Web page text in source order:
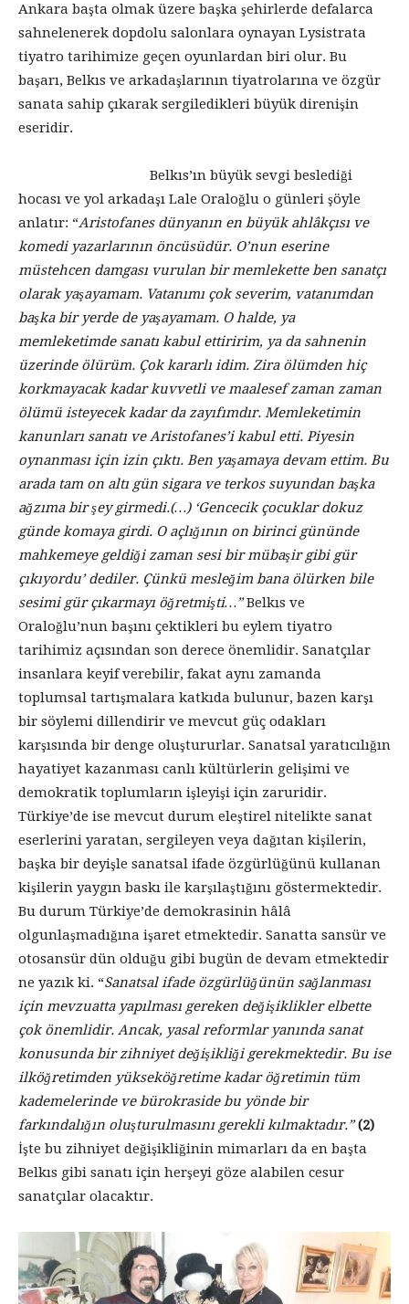
Ankara başta olmak üzere başka şehirlerde defalarca
sahnelenerek dopdolu salonlara oynayan Lysistrata
tiyatro tarihimize geçen oyunlardan biri olur. Bu
başarı, Belkıs ve arkadaşlarının tiyatrolarına ve özgür
sanata sahip çıkarak sergiledikleri büyük direnişin
eseridir.
Belkıs’ın büyük sevgi beslediği
hocası ve yol arkadaşı Lale Oraloğlu o günleri şöyle
anlatır: “Aristofanes dünyanın en büyük ahlâkçısı ve
komedi yazarlarının öncüsüdür. O’nun eserine
müstehcen damgası vurulan bir memlekette ben sanatçı
olarak yaşayamam. Vatanımı çok severim, vatanımdan
başka bir yerde de yaşayamam. O halde, ya
memleketimde sanatı kabul ettiririm, ya da sahnenin
üzerinde ölürüm. Çok kararlı idim. Zira ölümden hiç
korkmayacak kadar kuvvetli ve maalesef zaman zaman
ölümü isteyecek kadar da zayıfımdır. Memleketimin
kanunları sanatı ve Aristofanes’i kabul etti. Piyesin
oynanması için izin çıktı. Ben yaşamaya devam ettim. Bu
arada tam on altı gün sigara ve terkos suyundan başka
ağzıma bir şey girmedi.(…) ‘Gencecik çocuklar dokuz
günde komaya girdi. O açlığının on birinci gününde
mahkemeye geldiği zaman sesi bir mübaşir gibi gür
çıkıyordu’ dediler. Çünkü mesleğim bana ölürken bile
sesimi gür çıkarmayı öğretmişti…”Belkıs ve
Oraloğlu’nun başını çektikleri bu eylem tiyatro
tarihimiz açısından son derece önemlidir. Sanatçılar
insanlara keyif verebilir, fakat aynı zamanda
toplumsal tartışmalara katkıda bulunur, bazen karşı
bir söylemi dillendirir ve mevcut güç odakları
karşısında bir denge oluştururlar. Sanatsal yaratıcılığın
hayatiyet kazanması canlı kültürlerin gelişimi ve
demokratik toplumların işleyişi için zaruridir.
Türkiye’de ise mevcut durum eleştirel nitelikte sanat
eserlerini yaratan, sergileyen veya dağıtan kişilerin,
başka bir deyişle sanatsal ifade özgürlüğünü kullanan
kişilerin yaygın baskı ile karşılaştığını göstermektedir.
Bu durum Türkiye’de demokrasinin hâlâ
olgunlaşmadığına işaret etmektedir. Sanatta sansür ve
otosansür dün olduğu gibi bugün de devam etmektedir
ne yazık ki. “Sanatsal ifade özgürlüğünün sağlanması
için mevzuatta yapılması gereken değişiklikler elbette
çok önemlidir. Ancak, yasal reformlar yanında sanat
konusunda bir zihniyet değişikliği gerekmektedir. Bu ise
ilköğretimden yükseköğretime kadar öğretimin tüm
kademelerinde ve bürokraside bu yönde bir
farkındalığın oluşturulmasını gerekli kılmaktadır.” (2)
İşte bu zihniyet değişikliğinin mimarları da en başta
Belkıs gibi sanatı için herşeyi göze alabilen cesur
sanatçılar olacaktır.